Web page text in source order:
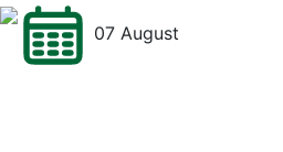
07 August